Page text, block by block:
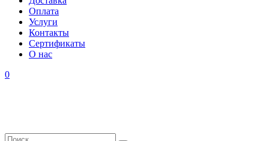
Оплата
Услуги
Контакты
Cертификаты
О нас
0